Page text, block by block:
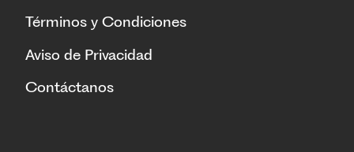
Términos y Condiciones
Aviso de Privacidad
Contáctanos